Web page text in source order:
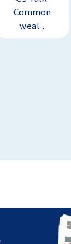
Common
weal...